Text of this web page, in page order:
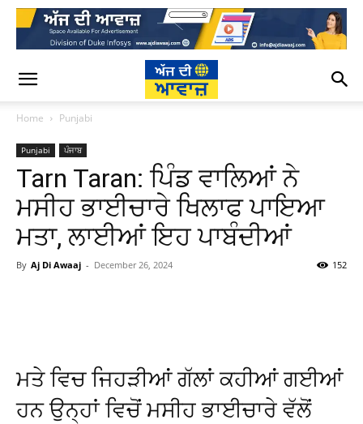
Home Punjabi
Punjabi ਪੰਜਾਬ
Tarn Taran: ਪਿੰਡ ਵਾਲਿਆਂ ਨੇ
ਮਸੀਹ ਭਾਈਚਾਰੇ ਖਿਲਾਫ ਪਾਇਆ
ਮਤਾ, ਲਾਈਆਂ ਇਹ ਪਾਬੰਦੀਆਂ
By Aj Di Awaaj - December 26, 2024 152
ਮਤੇ ਵਿਚ ਜਿਹੜੀਆਂ ਗੱਲਾਂ ਕਹੀਆਂ ਗਈਆਂ
ਹਨ ਉਨ੍ਹਾਂ ਵਿਚੋਂ ਮਸੀਹ ਭਾਈਚਾਰੇ ਵੱਲੋਂ